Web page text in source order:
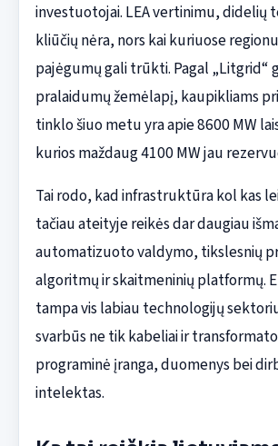
investuotojai. LEA vertinimu, didelių
kliūčių nėra, nors kai kuriuose
pajėgumų gali trūkti. Pagal „Litgrid“
pralaidumų žemėlapį, kaupikliams
tinklo šiuo metu yra apie 8600 MW
kurios maždaug 4100 MW jau
Tai rodo, kad infrastruktūra kol kas
tačiau ateityje reikės dar daugiau
automatizuoto valdymo, tikslesnių
algoritmų ir skaitmeninių platformų.
tampa vis labiau technologijų
svarbūs ne tik kabeliai ir
programinė įranga, duomenys bei
intelektas.